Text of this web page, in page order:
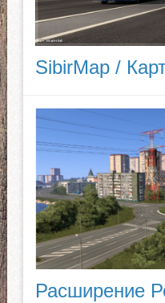
SibirMap /
Расширение